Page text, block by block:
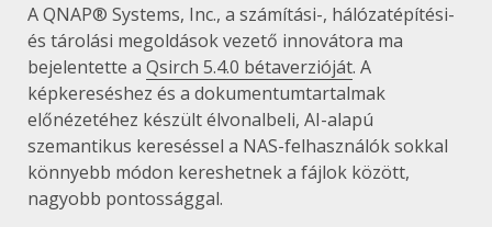
A QNAP® Systems, Inc., a számítási-, hálózatépítési-
és tárolási megoldások vezető innovátora ma
bejelentette a Qsirch 5.4.0 bétaverzióját. A
képkereséshez és a dokumentumtartalmak
előnézetéhez készült élvonalbeli, AI-alapú
szemantikus kereséssel a NAS-felhasználók sokkal
könnyebb módon kereshetnek a fájlok között,
nagyobb pontossággal.